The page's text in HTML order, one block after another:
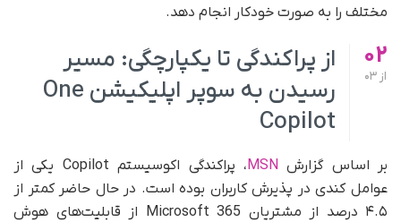
مختلف را به‌ صورت خودکار انجام دهد.
02
از
از پراکندگی تا یکپارچگی: مسیر
رسیدن به سوپر اپلیکیشن One
Copilot
بر اساس گزارشMSN
، پراکندگی اکوسیستم Copilot یکی از
عوامل کندی در پذیرش کاربران بوده است. در حال حاضر کمتر از
۴.۵ درصد از مشتریان Microsoft 365 از قابلیت‌های هوش